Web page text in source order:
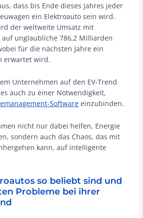
dass bis Ende dieses Jahres jeder
ein Elektroauto sein wird.
der weltweite Umsatz mit
auf unglaubliche 786,2 Milliarden
für die nächsten Jahre ein
erwartet wird.
Unternehmen auf den EV-Trend
auch zu einer Notwendigkeit,
Software einzubinden.
nicht nur dabei helfen, Energie
sondern auch das Chaos, das mit
kann, auf intelligente
so beliebt sind und
Probleme bei ihrer